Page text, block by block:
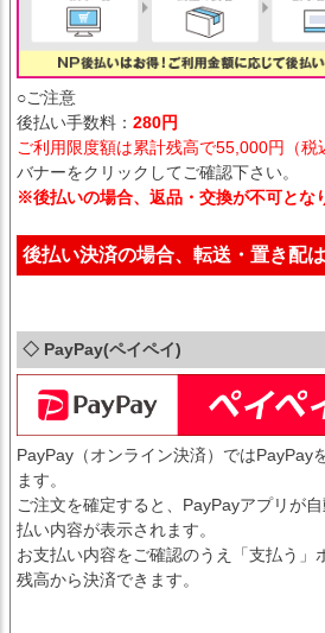
○ご注意
後払い手数料： 280円
ご利用限度額は累計残高で55,000円（税
バナーをクリックしてご確認下さい。
※後払いの場合、返品・交換が不可とな
後払い決済の場合、転送・置き配は
◇ PayPay(ペイペイ)
PayPay（オンライン決済）ではPayPay
ます。
ご注文を確定すると、PayPayアプリが
払い内容が表示されます。
お支払い内容をご確認のうえ「支払う」
残高から決済できます。